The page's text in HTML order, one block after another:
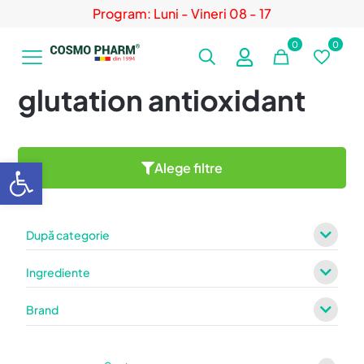
Program: Luni - Vineri 08 - 17
0 0
glutation antioxidant
Alege filtre
După categorie
Ingrediente
Brand
Deschide bara de unelte